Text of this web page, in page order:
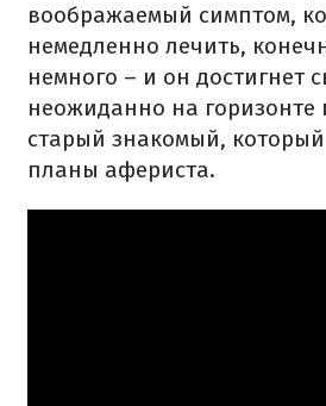
воображаемый симптом,
немедленно лечить,
немного – и он достигнет
неожиданно на горизонте
старый знакомый,
планы афериста.